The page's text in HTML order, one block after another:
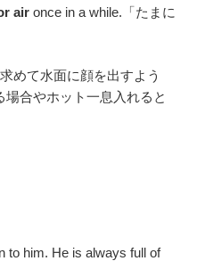
air once in a while.「たまに
めて水面に顔を出すよう
合やホット一息入れると
to him. He is always full of